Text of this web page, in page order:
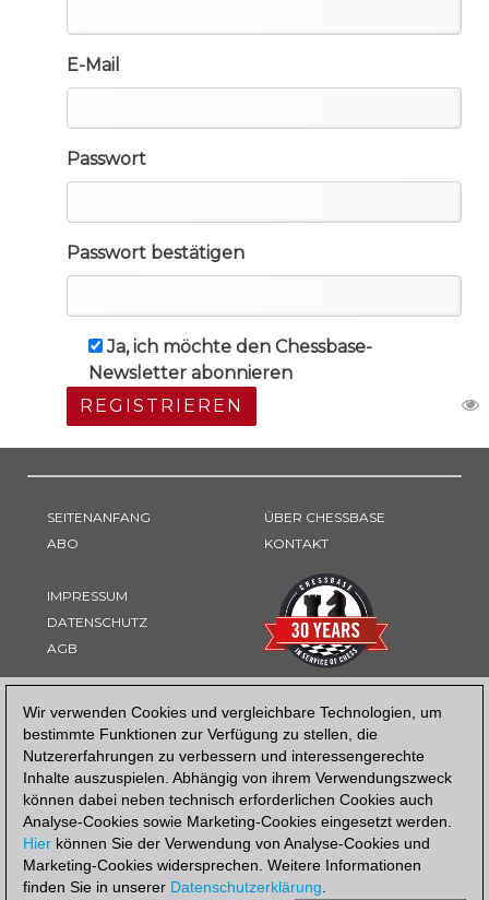
Wir verwenden Cookies und vergleichbare Technologien, um
bestimmte Funktionen zur Verfügung zu stellen, die
Nutzererfahrungen zu verbessern und interessengerechte
Inhalte auszuspielen. Abhängig von ihrem Verwendungszweck
können dabei neben technisch erforderlichen Cookies auch
Analyse-Cookies sowie Marketing-Cookies eingesetzt werden.
Hier können Sie der Verwendung von Analyse-Cookies und
Marketing-Cookies widersprechen. Weitere Informationen
finden Sie in unserer Datenschutzerklärung.
E-Mail
Passwort
Passwort bestätigen
Ja, ich möchte den Chessbase-
Newsletter abonnieren
REGISTRIEREN
SEITENANFANG
ABO
IMPRESSUM
DATENSCHUTZ
AGB
ÜBER CHESSBASE
KONTAKT
ZAHLUNGSART